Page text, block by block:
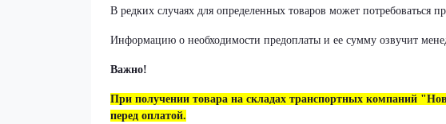
В редких случаях для определенных товаров может потребоваться
Информацию о необходимости предоплаты и ее сумму озвучит
Важно!
При получении товара на складах транспортных компаний
перед оплатой.